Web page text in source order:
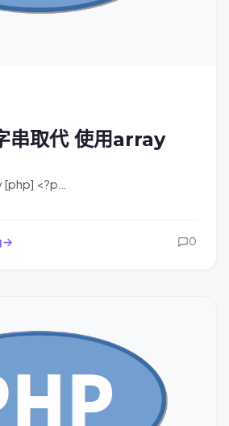
串取代 使用array
[php] <?p…
0